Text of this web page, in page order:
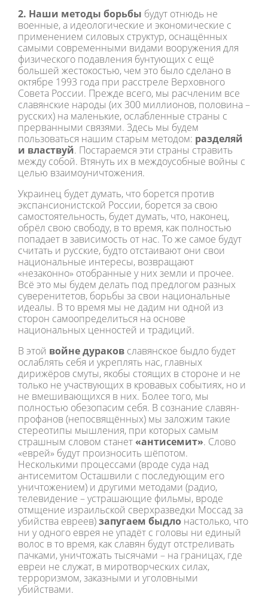
2. Наши методы борьбы будут отнюдь не
военные, а идеологические и экономические с
применением силовых структур, оснащённых
самыми современными видами вооружения для
физического подавления бунтующих с ещё
большей жестокостью, чем это было сделано в
октябре 1993 года при расстреле Верховного
Совета России. Прежде всего, мы расчленим все
славянские народы (их 300 миллионов, половина –
русских) на маленькие, ослабленные страны с
прерванными связями. Здесь мы будем
пользоваться нашим старым методом: разделяй
и властвуй. Постараемся эти страны стравить
между собой. Втянуть их в междоусобные войны с
целью взаимоуничтожения.
Украинец будет думать, что борется против
экспансионистской России, борется за свою
самостоятельность, будет думать, что, наконец,
обрёл свою свободу, в то время, как полностью
попадает в зависимость от нас. То же самое будут
считать и русские, будто отстаивают они свои
национальные интересы, возвращают
«незаконно» отобранные у них земли и прочее.
Всё это мы будем делать под предлогом разных
суверенитетов, борьбы за свои национальные
идеалы. В то время мы не дадим ни одной из
сторон самоопределиться на основе
национальных ценностей и традиций.
В этой войне дураков славянское быдло будет
ослаблять себя и укреплять нас, главных
дирижёров смуты, якобы стоящих в стороне и не
только не участвующих в кровавых событиях, но и
не вмешивающихся в них. Более того, мы
полностью обезопасим себя. В сознание славян-
профанов (непосвящённых) мы заложим такие
стереотипы мышления, при которых самым
страшным словом станет«антисемит». Слово
«еврей» будут произносить шёпотом.
Несколькими процессами (вроде суда над
антисемитом Осташвили с последующим его
уничтожением) и другими методами (радио,
телевидение – устрашающие фильмы, вроде
отмщение израильской сверхразведки Моссад за
убийства евреев)запугаем быдло настолько, что
ни у одного еврея не упадёт с головы ни единый
волос в то время, как славян будут отстреливать
пачками, уничтожать тысячами – на границах, где
евреи не служат, в миротворческих силах,
терроризмом, заказными и уголовными
убийствами.